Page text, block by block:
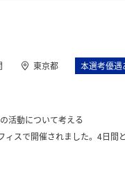
東京都 本選考優遇
活動について考える
開発職・MA職のそれぞれの職種のことなどを実際の社員の方から詳しく説明していただきました。座学